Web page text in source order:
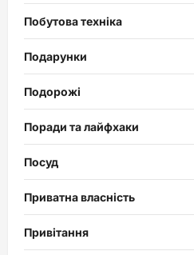
Побутова техніка
Подарунки
Подорожі
Поради та лайфхаки
Посуд
Приватна власність
Привітання